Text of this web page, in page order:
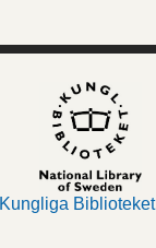
Kungliga Biblioteket